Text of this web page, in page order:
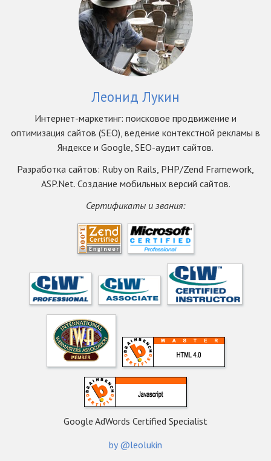
Леонид Лукин
Интернет-маркетинг: поисковое продвижение и
оптимизация сайтов (SEO), ведение контекстной рекламы в
Яндексе и Google, SEO-аудит сайтов.
Разработка сайтов: Ruby on Rails, PHP/Zend Framework,
ASP.Net. Создание мобильных версий сайтов.
Сертификаты и звания:
Google AdWords Certified Specialist
by @leolukin